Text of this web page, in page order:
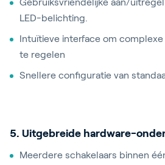
Gebruiksvriendelijke aan/
LED-belichting.
Intuïtieve interface om
te regelen
Snellere configuratie van
5. Uitgebreide hardware-
Meerdere schakelaars binnen